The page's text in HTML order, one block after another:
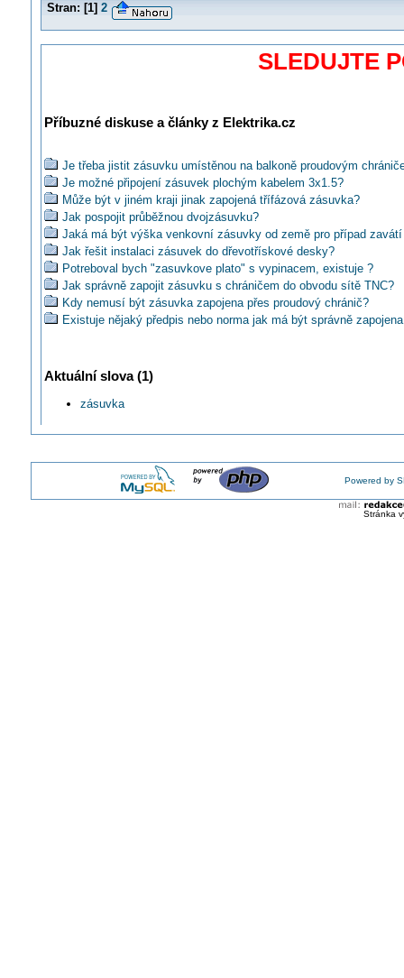
Stran: [1] 2
SLEDUJTE
Příbuzné diskuse a články z Elektrika.cz
Je třeba jistit zásuvku umístěnou na balkoně proudovým
Je možné připojení zásuvek plochým kabelem 3x1.5?
Může být v jiném kraji jinak zapojená třífázová zásuvka?
Jak pospojit průběžnou dvojzásuvku?
Jaká má být výška venkovní zásuvky od země pro případ zavátí
Jak řešit instalaci zásuvek do dřevotřískové desky?
Potreboval bych "zasuvkove plato" s vypinacem, existuje ?
Jak správně zapojit zásuvku s chráničem do obvodu sítě TNC?
Kdy nemusí být zásuvka zapojena přes proudový chránič?
Existuje nějaký předpis nebo norma jak má být správně
Ako je správne zapojená zásuvka (zásuvky), keď je to v
Dá se zkontrolovat správně zapojená zásuvka multimetrem?
Jak propojujete vícenásobné zásuvky (např. v pětirámečcích) ?
Musí být motorová zásuvka 63A zapojena přes proudový
Jaké jsou podmínky pro zapojení zásuvky 230V umístěné na
Ako riešite pripojenie ž/z vodiča CY4 ochranného pospájania v
Aktuální slova (1)
zásuvka
Powered by
Stránka